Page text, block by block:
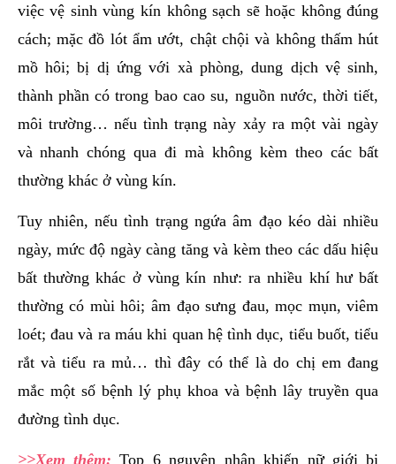
việc vệ sinh vùng kín không sạch sẽ hoặc không đúng
cách; mặc đồ lót ẩm ướt, chật chội và không thấm hút
mồ hôi; bị dị ứng với xà phòng, dung dịch vệ sinh,
thành phần có trong bao cao su, nguồn nước, thời tiết,
môi trường… nếu tình trạng này xảy ra một vài ngày
và nhanh chóng qua đi mà không kèm theo các bất
thường khác ở vùng kín.
Tuy nhiên, nếu tình trạng ngứa âm đạo kéo dài nhiều
ngày, mức độ ngày càng tăng và kèm theo các dấu hiệu
bất thường khác ở vùng kín như: ra nhiều khí hư bất
thường có mùi hôi; âm đạo sưng đau, mọc mụn, viêm
loét; đau và ra máu khi quan hệ tình dục, tiểu buốt, tiểu
rắt và tiểu ra mủ… thì đây có thể là do chị em đang
mắc một số bệnh lý phụ khoa và bệnh lây truyền qua
đường tình dục.
>>Xem thêm: Top 6 nguyên nhân khiến nữ giới bị